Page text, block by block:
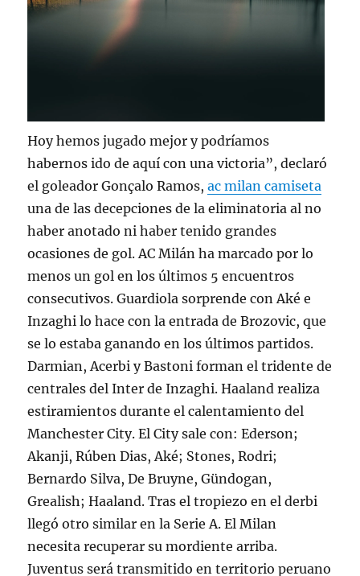
Hoy hemos jugado mejor y podríamos
habernos ido de aquí con una victoria”, declaró
el goleador Gonçalo Ramos,ac milan camiseta
una de las decepciones de la eliminatoria al no
haber anotado ni haber tenido grandes
ocasiones de gol. AC Milán ha marcado por lo
menos un gol en los últimos 5 encuentros
consecutivos. Guardiola sorprende con Aké e
Inzaghi lo hace con la entrada de Brozovic, que
se lo estaba ganando en los últimos partidos.
Darmian, Acerbi y Bastoni forman el tridente de
centrales del Inter de Inzaghi. Haaland realiza
estiramientos durante el calentamiento del
Manchester City. El City sale con: Ederson;
Akanji, Rúben Dias, Aké; Stones, Rodri;
Bernardo Silva, De Bruyne, Gündogan,
Grealish; Haaland. Tras el tropiezo en el derbi
llegó otro similar en la Serie A. El Milan
necesita recuperar su mordiente arriba.
Juventus será transmitido en territorio peruano